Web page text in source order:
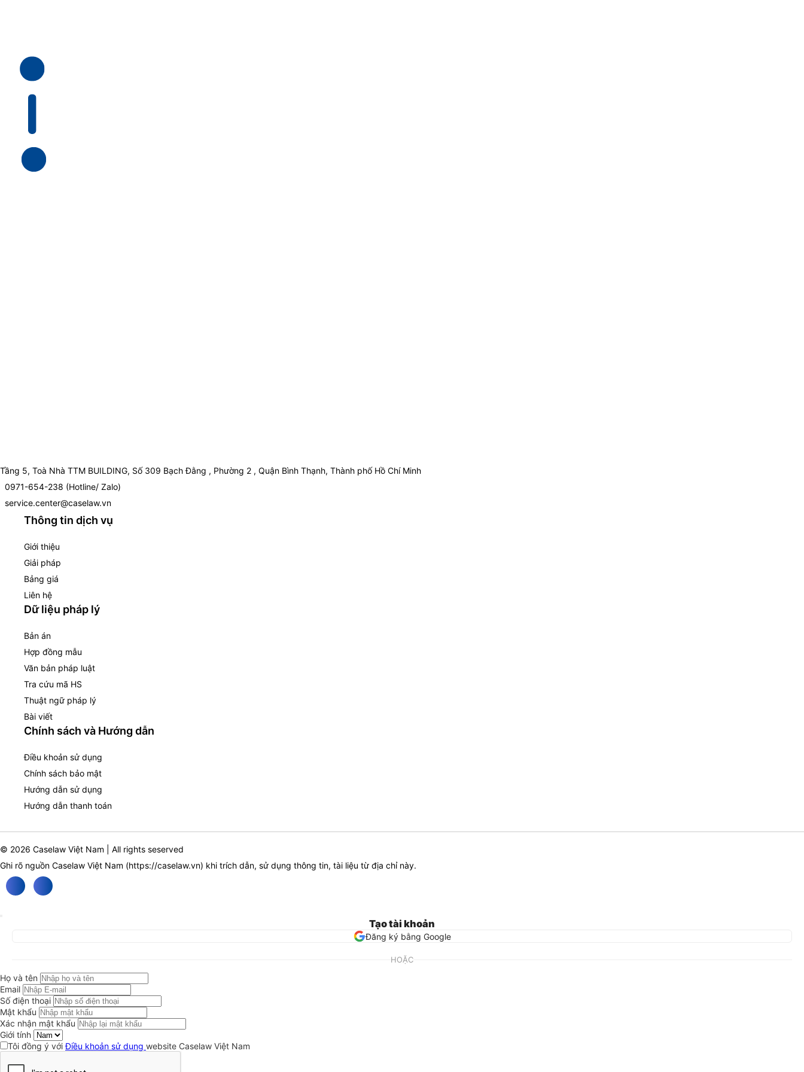
Tầng 5, Toà Nhà TTM BUILDING, Số 309 Bạch Đằng , Phường 2 , Quận Bình Thạnh, Thành phố Hồ Chí Minh
0971-654-238 (Hotline/ Zalo)
service.center@caselaw.vn
Thông tin dịch vụ
Giới thiệu
Giải pháp
Bảng giá
Liên hệ
Dữ liệu pháp lý
Bản án
Hợp đồng mẫu
Văn bản pháp luật
Tra cứu mã HS
Thuật ngữ pháp lý
Bài viết
Chính sách và Hướng dẫn
Điều khoản sử dụng
Chính sách bảo mật
Hướng dẫn sử dụng
Hướng dẫn thanh toán
© 2026 Caselaw Việt Nam | All rights seserved
Ghi rõ nguồn Caselaw Việt Nam (https://caselaw.vn) khi trích dẫn, sử dụng thông tin, tài liệu từ địa chỉ này.
Tạo tài khoản
Đăng ký bằng Google
HOẶC
Họ và tên
Email
Số điện thoại
Mật khẩu
Xác nhận mật khẩu
Giới tính
Tôi đồng ý vớiĐiều khoản sử dụng website Caselaw Việt Nam